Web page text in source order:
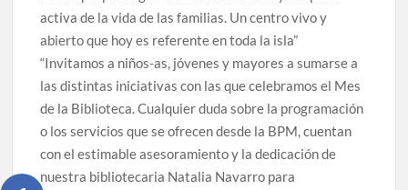
activa de la vida de las familias. Un centro vivo y
abierto que hoy es referente en toda la isla”
“Invitamos a niños-as, jóvenes y mayores a sumarse a
las distintas iniciativas con las que celebramos el Mes
de la Biblioteca. Cualquier duda sobre la programación
o los servicios que se ofrecen desde la BPM, cuentan
con el estimable asesoramiento y la dedicación de
nuestra bibliotecaria Natalia Navarro para